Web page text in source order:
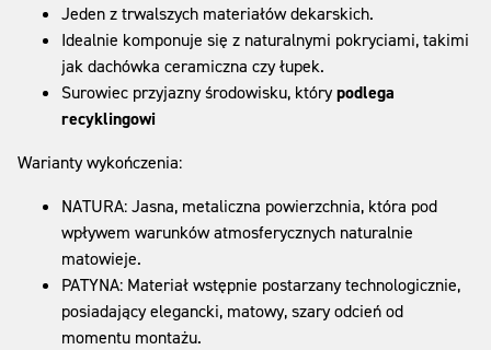
Jeden z trwalszych materiałów dekarskich.
Idealnie komponuje się z naturalnymi pokryciami, takimi
jak dachówka ceramiczna czy łupek.
Surowiec przyjazny środowisku, którypodlega
recyklingowi
Warianty wykończenia:
NATURA: Jasna, metaliczna powierzchnia, która pod
wpływem warunków atmosferycznych naturalnie
matowieje.
PATYNA: Materiał wstępnie postarzany technologicznie,
posiadający elegancki, matowy, szary odcień od
momentu montażu.